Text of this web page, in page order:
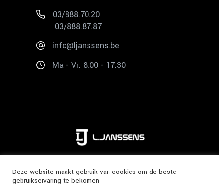
03/888.70.20
03/888.87.87
info@ljanssens.be
Ma - Vr: 8:00 - 17:30
Copyright 2020 © L. Janssens
Deze website maakt gebruik van cookies om de beste
gebruikservaring te bekomen